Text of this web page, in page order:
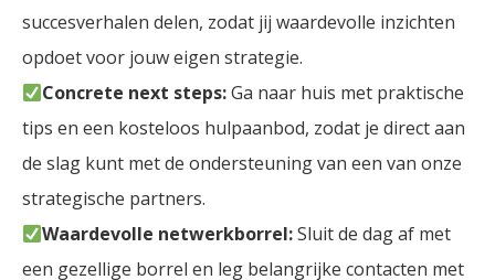
succesverhalen delen, zodat jij waardevolle inzichten
opdoet voor jouw eigen strategie.
Concrete next steps:Ga naar huis met praktische
tips en een kosteloos hulpaanbod, zodat je direct aan
de slag kunt met de ondersteuning van een van onze
strategische partners.
Waardevolle netwerkborrel:Sluit de dag af met
een gezellige borrel en leg belangrijke contacten met